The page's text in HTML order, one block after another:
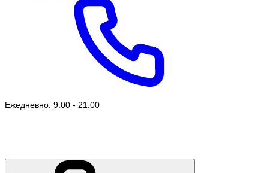
Ежедневно: 9:00 - 21:00